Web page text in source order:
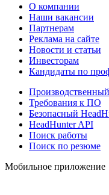
О компании
Наши вакансии
Партнерам
Реклама на сайте
Новости и статьи
Инвесторам
Кандидаты по
Требования к ПО
Безопасный
HeadHunter API
Поиск работы
Поиск по резюме
Мобильное приложение